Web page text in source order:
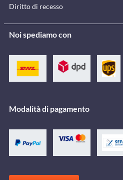
Diritto di recesso
Noi spediamo con
Modalità di pagamento